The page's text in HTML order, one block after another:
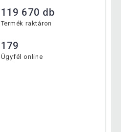
119 670 db
Termék raktáron
179
Ügyfél online